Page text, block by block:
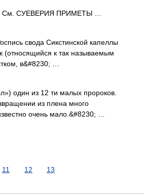
См. СУЕВЕРИЯ ПРИМЕТЫ …
свода Сикстинской капеллы
в&#8230; …
один из 12 ти малых пророков.
из плена много
очень мало.&#8230; …
11 12 13